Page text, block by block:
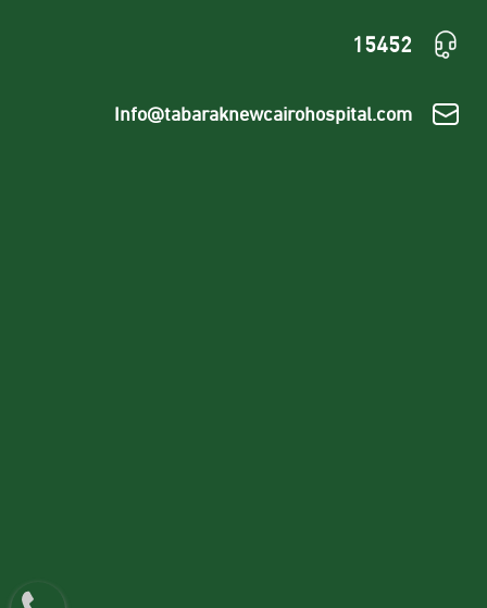
15452
Info@tabaraknewcairohospital.com